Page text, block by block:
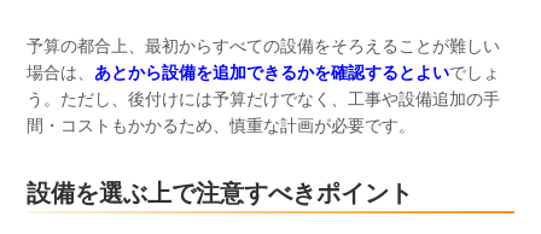
予算の都合上、最初からすべての設備をそろえることが難しい
場合は、 あとから設備を追加できるかを確認するとよいでしょ
う。ただし、後付けには予算だけでなく、工事や設備追加の手
間・コストもかかるため、慎重な計画が必要です。
設備を選ぶ上で注意すべきポイント